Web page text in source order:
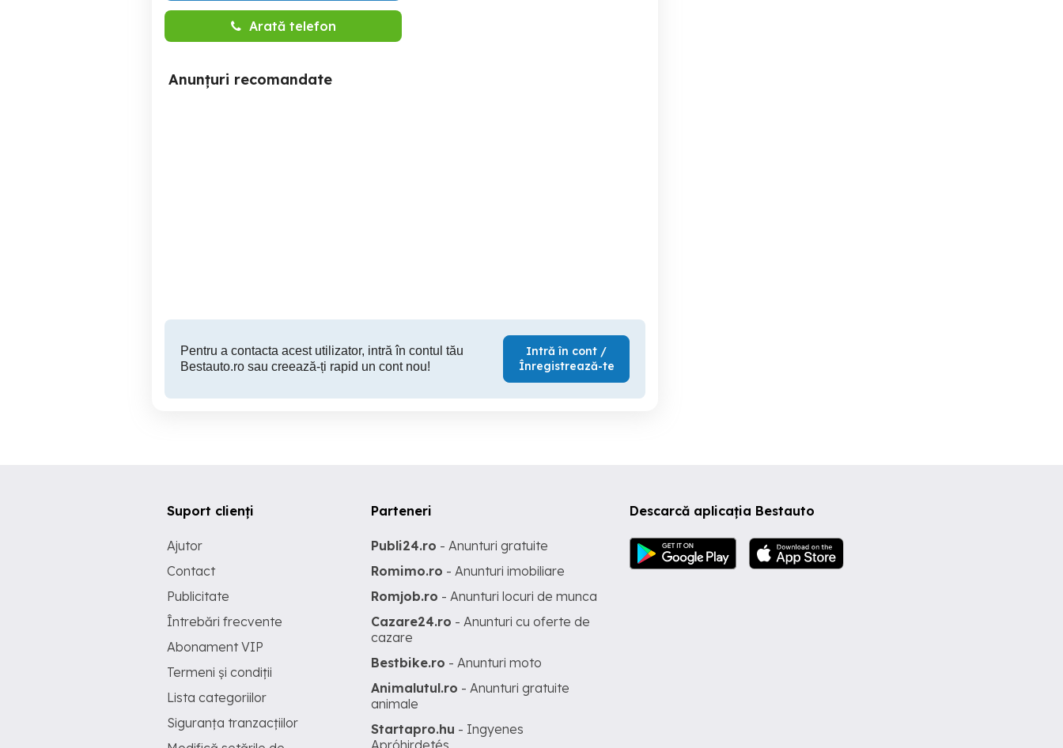
Arată telefon
Anunțuri recomandate
Pentru a contacta acest utilizator, intră în contul tău
Bestauto.ro sau creează-ți rapid un cont nou!
Intră în cont /
Înregistrează-te
Descarcă aplicația Bestauto
Suport clienți
Ajutor
Contact
Publicitate
Întrebări frecvente
Abonament VIP
Termeni și condiții
Lista categoriilor
Siguranța tranzacțiilor
Parteneri
Publi24.ro - Anunturi gratuite
Romimo.ro - Anunturi imobiliare
Romjob.ro - Anunturi locuri de munca
Cazare24.ro - Anunturi cu oferte de
cazare
Bestbike.ro - Anunturi moto
Animalutul.ro - Anunturi gratuite
animale
Startapro.hu - Ingyenes
Apróhirdetés